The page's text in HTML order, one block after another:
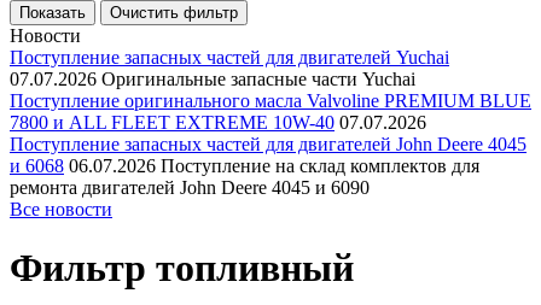
Новости
Поступление запасных частей для двигателей Yuchai
07.07.2026 Оригинальные запасные части Yuchai
Поступление оригинального масла Valvoline PREMIUM BLUE
7800 и ALL FLEET EXTREME 10W-40 07.07.2026
Поступление запасных частей для двигателей John Deere 4045
и 6068 06.07.2026 Поступление на склад комплектов для
ремонта двигателей John Deere 4045 и 6090
Все новости
Фильтр топливный